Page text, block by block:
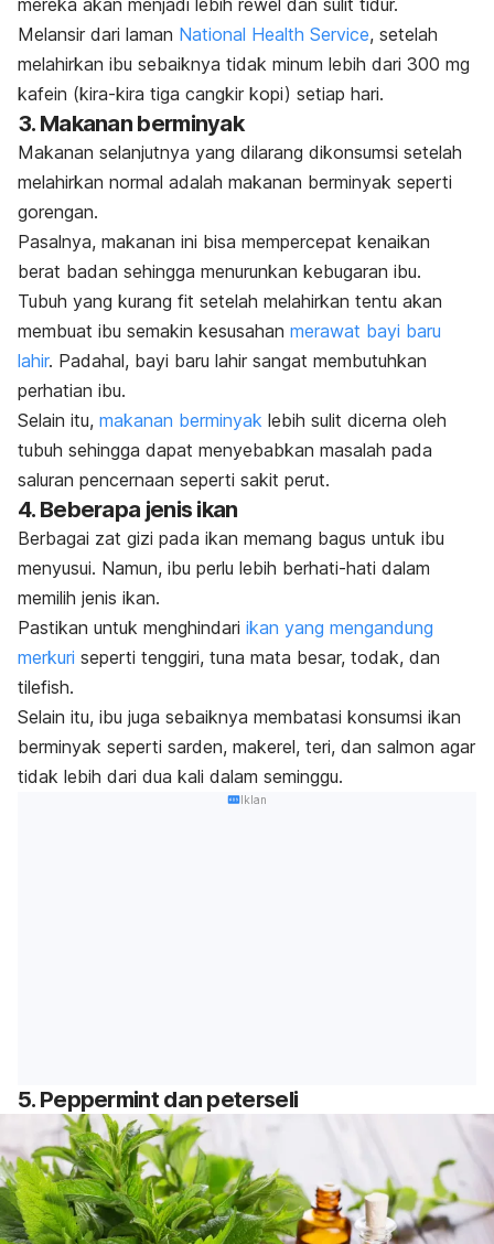
mereka akan menjadi lebih rewel dan sulit tidur.
Melansir dari laman National Health Service, setelah
melahirkan ibu sebaiknya tidak minum lebih dari 300 mg
kafein (kira-kira tiga cangkir kopi) setiap hari.
3. Makanan berminyak
Makanan selanjutnya yang dilarang dikonsumsi setelah
melahirkan normal adalah makanan berminyak seperti
gorengan.
Pasalnya, makanan ini bisa mempercepat kenaikan
berat badan sehingga menurunkan kebugaran ibu.
Tubuh yang kurang fit setelah melahirkan tentu akan
membuat ibu semakin kesusahan merawat bayi baru
lahir. Padahal, bayi baru lahir sangat membutuhkan
perhatian ibu.
Selain itu, makanan berminyak lebih sulit dicerna oleh
tubuh sehingga dapat menyebabkan masalah pada
saluran pencernaan seperti sakit perut.
4. Beberapa jenis ikan
Berbagai zat gizi pada ikan memang bagus untuk ibu
menyusui. Namun, ibu perlu lebih berhati-hati dalam
memilih jenis ikan.
Pastikan untuk menghindari ikan yang mengandung
merkuri seperti tenggiri, tuna mata besar, todak, dan
tilefish.
Selain itu, ibu juga sebaiknya membatasi konsumsi ikan
berminyak seperti sarden, makerel, teri, dan salmon agar
tidak lebih dari dua kali dalam seminggu.
Iklan
5. Peppermintdan peterseli